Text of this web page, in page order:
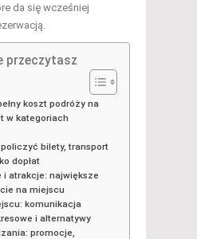
da się wcześniej
przeczytasz
koszt podróży na
w kategoriach
bilety, transport
dopłat
i atrakcje: największe
na miejscu
komunikacja
i alternatywy
promocje,